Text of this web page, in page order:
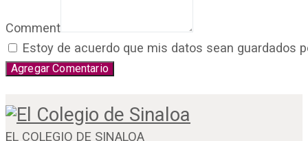
Comment
Estoy de acuerdo que mis datos sean guardados
EL COLEGIO DE SINALOA